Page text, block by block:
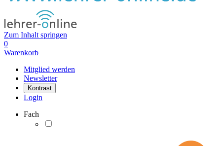
Zum Inhalt springen
0
Warenkorb
Mitglied werden
Newsletter
Kontrast
Login
Fach